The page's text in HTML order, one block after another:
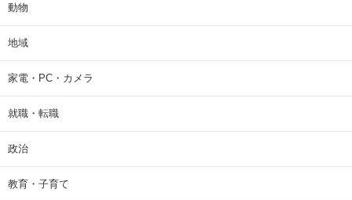
動物
地域
家電・PC・カメラ
就職・転職
政治
教育・子育て